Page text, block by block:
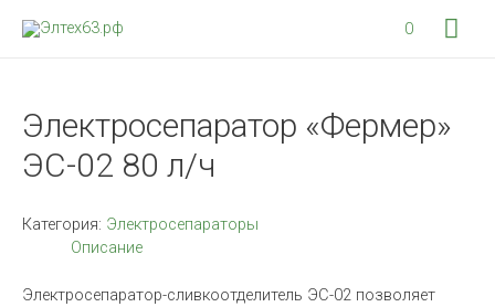
0
Электросепаратор «Фермер»
ЭС-02 80 л/ч
Категория: Электросепараторы
Описание
Электросепаратор-сливкоотделитель ЭС-02 позволяет